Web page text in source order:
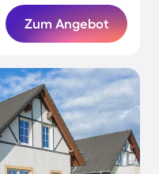
Zum Angebot